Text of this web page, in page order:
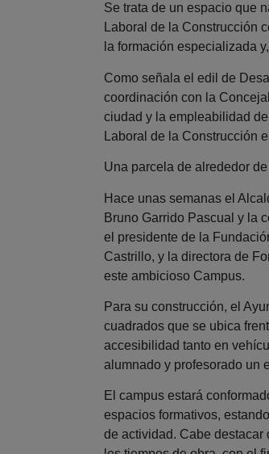
Se trata de un espacio que
Laboral de la Construcción
la formación especializada
Como señala el edil de
coordinación con la
ciudad y la empleabilidad
Laboral de la Construcción
Una parcela de alrededor
Hace unas semanas el
Bruno Garrido Pascual y la
el presidente de la
Castrillo, y la directora de
este ambicioso Campus.
Para su construcción, el
cuadrados que se ubica
accesibilidad tanto en
alumnado y profesorado un
El campus estará
espacios formativos,
de actividad. Cabe